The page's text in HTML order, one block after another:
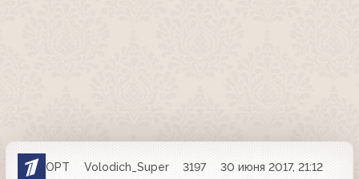
ОРТ Volodich_Super 3197
30 июня 2017, 21:12